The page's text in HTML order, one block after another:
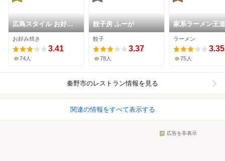
広島スタイル お好み
焼 くじら
お好み焼き
3.41
74人
餃子房 ふーが
餃子
3.37
78人
家系ラーメン王
ふく家
ラーメン
3.35
75人
秦野市のレストラン情報を見る
関連の情報をすべて表示する
広告を非表示